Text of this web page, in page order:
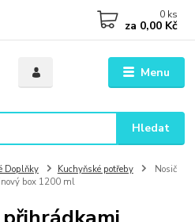
Menu
Hledat
0 ks
za 0,00 Kč
Doplňky Kuchyňské potřeby
Nosič
box 1200 ml